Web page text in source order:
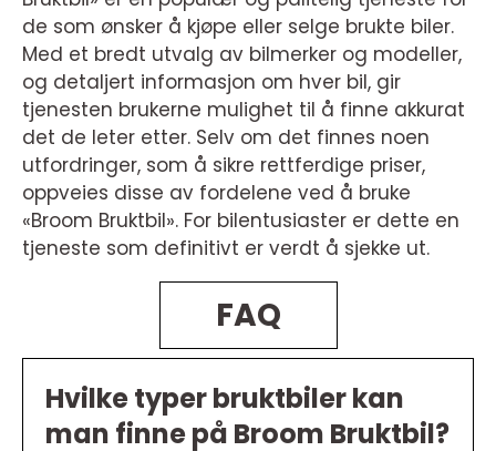
de som ønsker å kjøpe eller selge brukte biler.
Med et bredt utvalg av bilmerker og modeller,
og detaljert informasjon om hver bil, gir
tjenesten brukerne mulighet til å finne akkurat
det de leter etter. Selv om det finnes noen
utfordringer, som å sikre rettferdige priser,
oppveies disse av fordelene ved å bruke
«Broom Bruktbil». For bilentusiaster er dette en
tjeneste som definitivt er verdt å sjekke ut.
FAQ
Hvilke typer bruktbiler kan
man finne på Broom Bruktbil?